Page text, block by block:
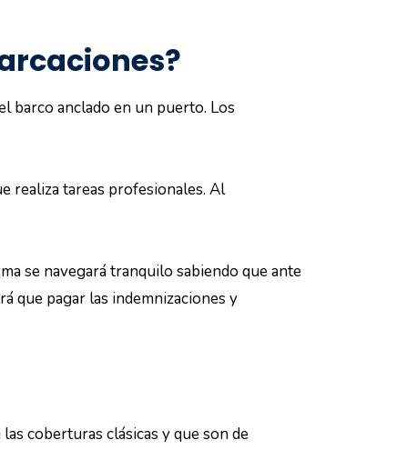
barco anclado en un puerto. Los
realiza tareas profesionales. Al
se navegará tranquilo sabiendo que ante
que pagar las indemnizaciones y
coberturas clásicas y que son de